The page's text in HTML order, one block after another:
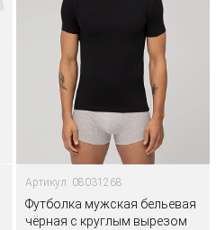
Артикул: 08031268
Футболка мужская бельевая
чёрная с круглым вырезом